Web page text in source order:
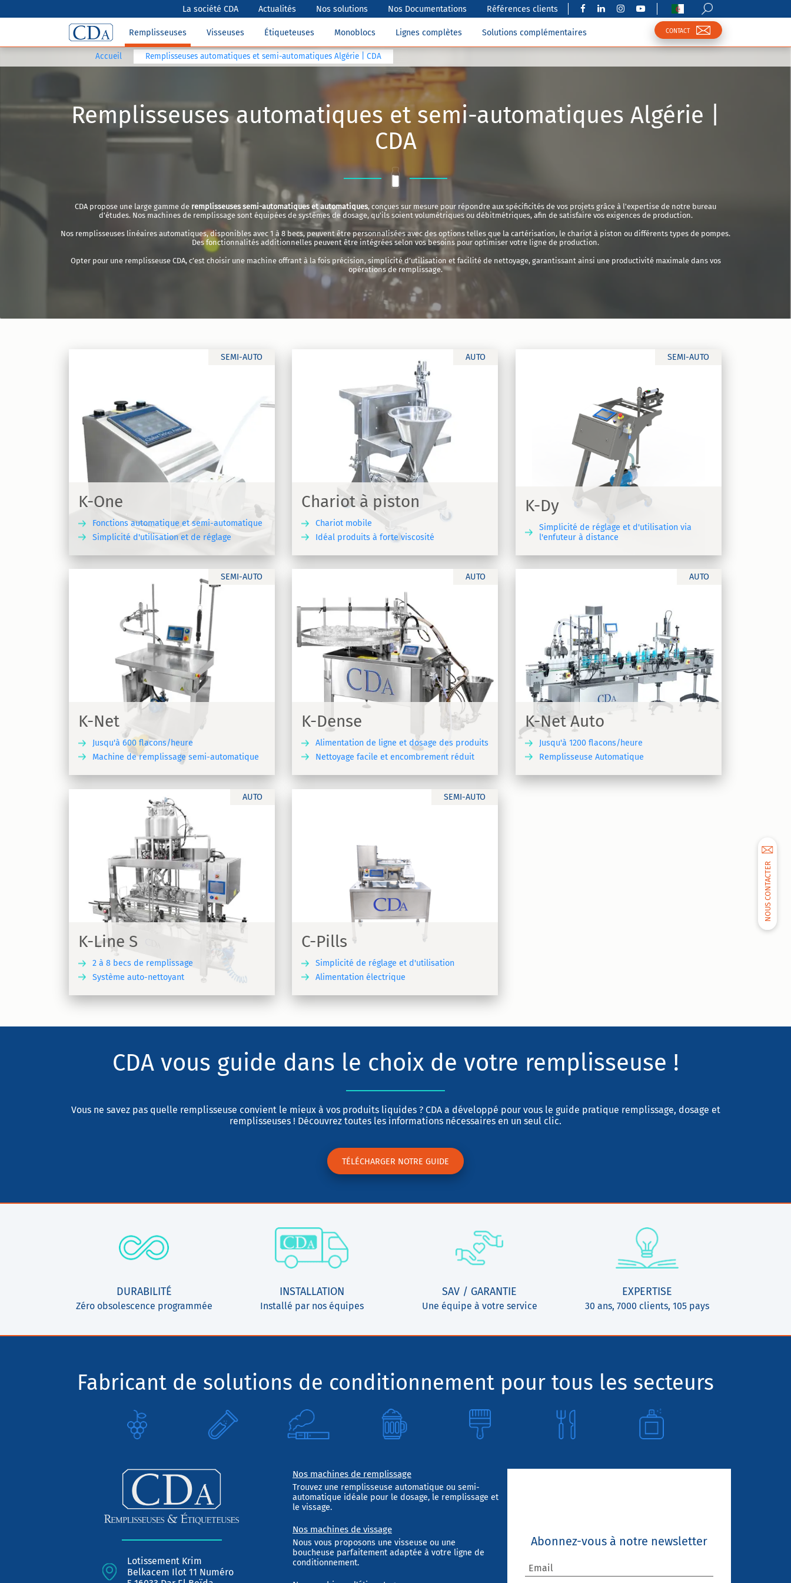
La société CDA Actualités Nos solutions Nos Documentations Références clients
Remplisseuses Visseuses Étiqueteuses Monoblocs Lignes complètes Solutions complémentaires CONTACT
NOUS CONTACTER
Accueil Remplisseuses automatiques et semi-automatiques Algérie | CDA
Remplisseuses automatiques et semi-automatiques Algérie |
CDA
CDA propose une large gamme de remplisseuses semi-automatiques et automatiques, conçues sur mesure pour répondre aux spécificités de vos projets grâce à l'expertise de notre bureau
d'études. Nos machines de remplissage sont équipées de systèmes de dosage, qu'ils soient volumétriques ou débitmétriques, afin de satisfaire vos exigences de production.
Nos remplisseuses linéaires automatiques, disponibles avec 1 à 8 becs, peuvent être personnalisées avec des options telles que la cartérisation, le chariot à piston ou différents types de pompes.
Des fonctionnalités additionnelles peuvent être intégrées selon vos besoins pour optimiser votre ligne de production.
Opter pour une remplisseuse CDA, c’est choisir une machine offrant à la fois précision, simplicité d’utilisation et facilité de nettoyage, garantissant ainsi une productivité maximale dans vos
opérations de remplissage.
SEMI-AUTO
K-One
Fonctions automatique et semi-automatique
Simplicité d'utilisation et de réglage
AUTO
Chariot à piston
Chariot mobile
Idéal produits à forte viscosité
Chariot à piston
Pompe à piston montée sur chariot mobile
- Chariot à piston
SEMI-AUTO
K-Dy
Simplicité de réglage et d'utilisation via
l'enfuteur à distance
Machine de remplissage manuelle semi-
automatique - K-DY
SEMI-AUTO
K-Net
Jusqu'à 600 flacons/heure
Machine de remplissage semi-automatique
AUTO
K-Dense
Alimentation de ligne et dosage des produits
Nettoyage facile et encombrement réduit
K-Dense
Table de dosage
DÉCOUVRIR
AUTO
K-Net Auto
Jusqu'à 1200 flacons/heure
Remplisseuse Automatique
K-Net Auto
Remplisseuse visseuse automatique | K-
Net Auto
DÉCOUVRIR
AUTO
K-Line S
2 à 8 becs de remplissage
Système auto-nettoyant
SEMI-AUTO
C-Pills
Simplicité de réglage et d'utilisation
Alimentation électrique
C-Pills
Machine de comptage de gélules et de
comprimés
DÉCOUVRIR
CDA vous guide dans le choix de votre remplisseuse !
Vous ne savez pas quelle remplisseuse convient le mieux à vos produits liquides ? CDA a développé pour vous le guide pratique remplissage, dosage et
remplisseuses ! Découvrez toutes les informations nécessaires en un seul clic.
TÉLÉCHARGER NOTRE GUIDE
DURABILITÉ
Zéro obsolescence programmée
INSTALLATION
Installé par nos équipes
SAV / GARANTIE
Une équipe à votre service
EXPERTISE
30 ans, 7000 clients, 105 pays
Fabricant de solutions de conditionnement pour tous les secteurs
Lotissement Krim
Belkacem Ilot 11 Numéro
Nos machines de remplissage
Trouvez une remplisseuse automatique ou semi-
automatique idéale pour le dosage, le remplissage et
le vissage.
Nos machines de vissage
Nous vous proposons une visseuse ou une
boucheuse parfaitement adaptée à votre ligne de
conditionnement.
Abonnez-vous à notre newsletter
Email